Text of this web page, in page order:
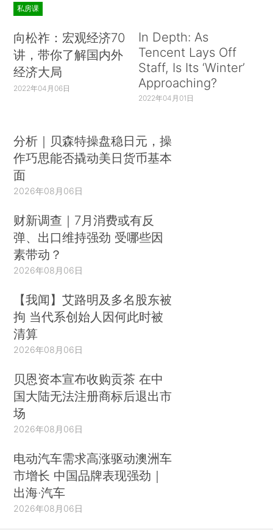
私房课
向松祚：宏观经济70
讲，带你了解国内外
经济大局
2022年04月06日
In Depth: As
Tencent Lays Off
Staff, Is Its ‘Winter’
Approaching?
2022年04月01日
分析｜贝森特操盘稳日元，操
作巧思能否撬动美日货币基本
面
2026年08月06日
财新调查｜7月消费或有反
弹、出口维持强劲 受哪些因
素带动？
2026年08月06日
【我闻】艾路明及多名股东被
拘 当代系创始人因何此时被
清算
2026年08月06日
贝恩资本宣布收购贡茶 在中
国大陆无法注册商标后退出市
场
2026年08月06日
电动汽车需求高涨驱动澳洲车
市增长 中国品牌表现强劲｜
出海·汽车
2026年08月06日